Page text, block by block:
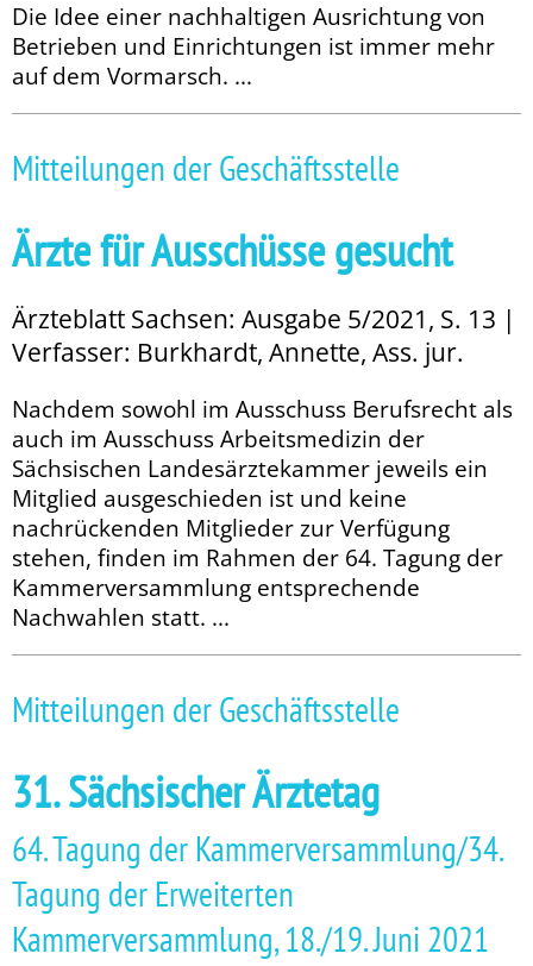
Die Idee einer nachhaltigen Ausrichtung von
Betrieben und Einrichtungen ist immer mehr
auf dem Vormarsch. ...
Mitteilungen der Geschäftsstelle
Ärzte für Ausschüsse gesucht
Ärzteblatt Sachsen: Ausgabe 5/2021, S. 13 |
Verfasser: Burkhardt, Annette, Ass. jur.
Nachdem sowohl im Ausschuss Be­­rufsrecht als
auch im Ausschuss Ar­­beitsmedizin der
Sächsischen Landesärztekammer jeweils ein
Mitglied ausgeschieden ist und keine
nachrückenden Mitglieder zur Verfügung
stehen, finden im Rahmen der 64. Tagung der
Kammerversammlung entsprechende
Nachwahlen statt. ...
Mitteilungen der Geschäftsstelle
31. Sächsischer Ärztetag
64. Tagung der Kammerversammlung/34.
Tagung der Erweiterten
Kammerversammlung, 18./19. Juni 2021